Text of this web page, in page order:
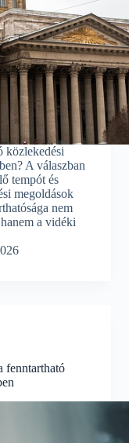
közlekedési
A válaszban
tempót és
megoldások
nem
a vidéki
fenntartható